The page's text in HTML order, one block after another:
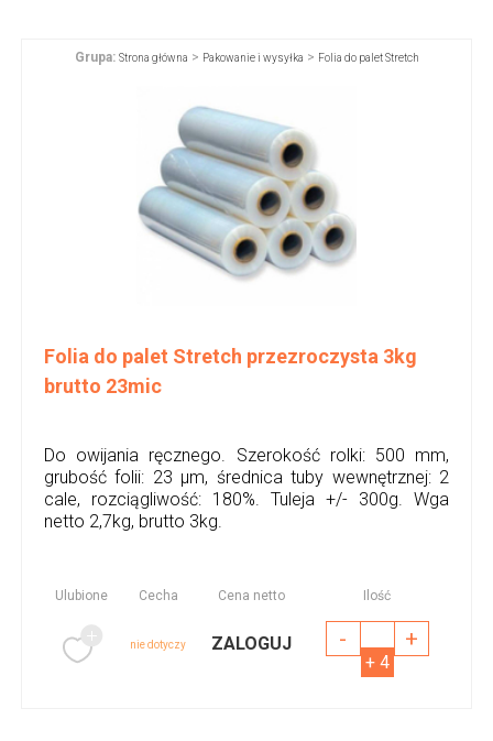
Grupa: Strona główna > Pakowanie i wysyłka > Folia do palet Stretch
Folia do palet Stretch przezroczysta 3kg
brutto 23mic
Do owijania ręcznego. Szerokość rolki: 500 mm,
grubość folii: 23 µm, średnica tuby wewnętrznej: 2
cale, rozciągliwość: 180%. Tuleja +/- 300g. Wga
netto 2,7kg, brutto 3kg.
Ulubione Cecha Cena netto Ilość
nie dotyczy ZALOGUJ - +
+ 4